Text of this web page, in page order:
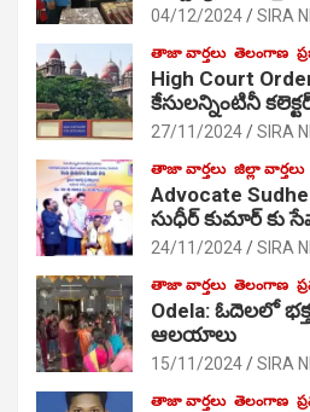
04/12/2024 SIRA
తాజా వార్తలు తెలంగాణ
High Court
కేసులన్నింటినీ
27/11/2024 SIRA
తాజా వార్తలు జిల్లా వార్తలు
Advocate
సుధీర్ కుమార్ కు
24/11/2024 SIRA
తాజా వార్తలు తెలంగాణ
Odela: ఓదెల‌లో
ఆల‌యాలు
15/11/2024 SIRA
తాజా వార్తలు తెలంగాణ